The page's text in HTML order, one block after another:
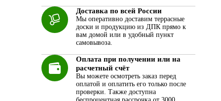
Доставка по всей России
Мы оперативно доставим террасные
доски и продукцию из ДПК прямо к
вам домой или в удобный пункт
самовывоза.
Оплата при получении или на
расчетный счёт
Вы можете осмотреть заказ перед
оплатой и оплатить его только после
проверки. Также доступна